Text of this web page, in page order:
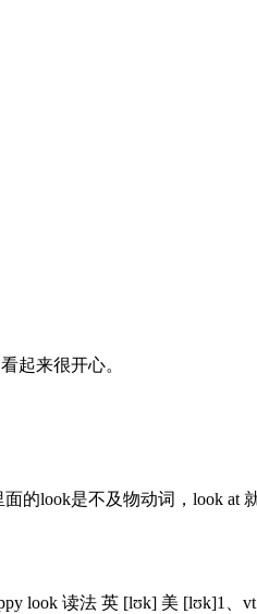
起来很开心。
look是不及物动词，look at
look 读法 英 [lʊk] 美 [lʊk]1